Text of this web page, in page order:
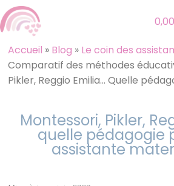
0,00
Accueil » Blog » Le coin des
Comparatif des méthodes
Pikler, Reggio Emilia… Quelle
Montessori, Pikler,
quelle pédagogie
assistante